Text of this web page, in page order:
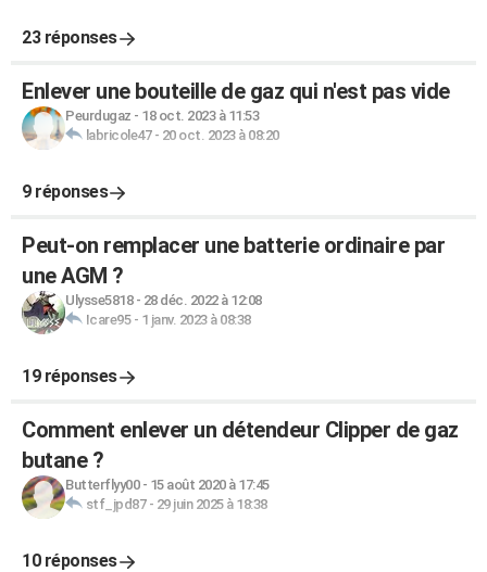
23 réponses
Enlever une bouteille de gaz qui n'est pas vide
Peurdugaz - 18 oct. 2023 à 11:53
labricole47- 20 oct. 2023 à 08:20
9 réponses
Peut-on remplacer une batterie ordinaire par
une AGM ?
Ulysse5818- 28 déc. 2022 à 12:08
Icare95- 1 janv. 2023 à 08:38
19 réponses
Comment enlever un détendeur Clipper de gaz
butane ?
Butterflyy00- 15 août 2020 à 17:45
stf_jpd87- 29 juin 2025 à 18:38
10 réponses